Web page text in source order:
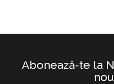
Abonează-te la